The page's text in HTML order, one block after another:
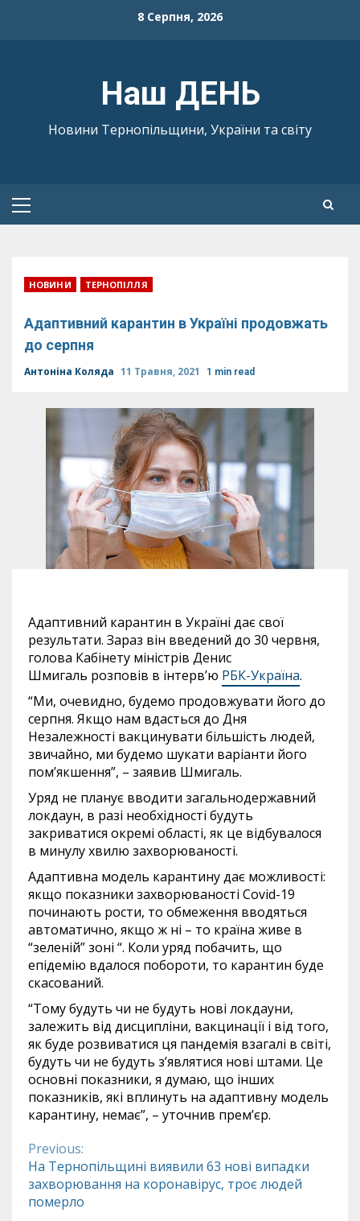
8 Серпня, 2026
Наш ДЕНЬ
Новини Тернопільщини, України та світу
Primary
НОВИНИ ТЕРНОПІЛЛЯ
Адаптивний карантин в Україні продовжать
до серпня
Антоніна Коляда 11 Травня, 2021 1 min read
Адаптивний карантин в Україні дає свої
результати. Зараз він введений до 30 червня,
голова Кабінету міністрів Денис
Шмигаль розповів в інтерв’ю РБК-Україна.
“Ми, очевидно, будемо продовжувати його до
серпня. Якщо нам вдасться до Дня
Незалежності вакцинувати більшість людей,
звичайно, ми будемо шукати варіанти його
пом’якшення”, – заявив Шмигаль.
Уряд не планує вводити загальнодержавний
локдаун, в разі необхідності будуть
закриватися окремі області, як це відбувалося
в минулу хвилю захворюваності.
Адаптивна модель карантину дає можливості:
якщо показники захворюваності Covid-19
починають рости, то обмеження вводяться
автоматично, якщо ж ні – то країна живе в
“зеленій” зоні “. Коли уряд побачить, що
епідемію вдалося побороти, то карантин буде
скасований.
“Тому будуть чи не будуть нові локдауни,
залежить від дисципліни, вакцинації і від того,
як буде розвиватися ця пандемія взагалі в світі,
будуть чи не будуть з’являтися нові штами. Це
основні показники, я думаю, що інших
показників, які вплинуть на адаптивну модель
карантину, немає”, – уточнив прем’єр.
Continue
Reading
Previous:
На Тернопільщині виявили 63 нові випадки
захворювання на коронавірус, троє людей
померло